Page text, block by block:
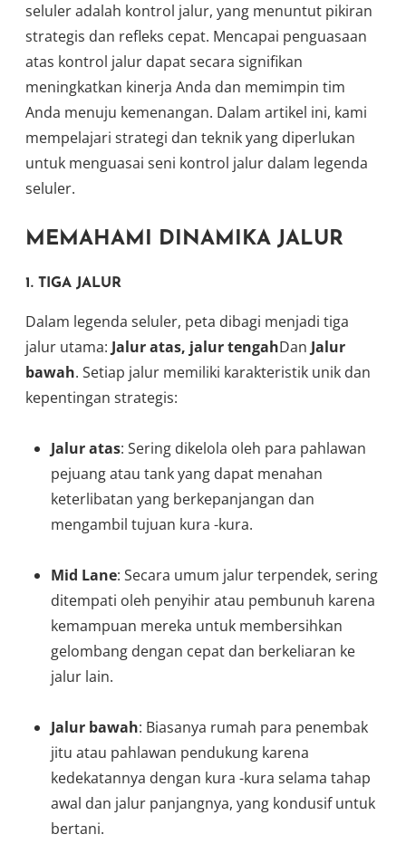
seluler adalah kontrol jalur, yang menuntut pikiran
strategis dan refleks cepat. Mencapai penguasaan
atas kontrol jalur dapat secara signifikan
meningkatkan kinerja Anda dan memimpin tim
Anda menuju kemenangan. Dalam artikel ini, kami
mempelajari strategi dan teknik yang diperlukan
untuk menguasai seni kontrol jalur dalam legenda
seluler.
MEMAHAMI DINAMIKA JALUR
1. TIGA JALUR
Dalam legenda seluler, peta dibagi menjadi tiga
jalur utama: Jalur atas, jalur tengahDan Jalur
bawah. Setiap jalur memiliki karakteristik unik dan
kepentingan strategis:
Jalur atas: Sering dikelola oleh para pahlawan
pejuang atau tank yang dapat menahan
keterlibatan yang berkepanjangan dan
mengambil tujuan kura -kura.
Mid Lane: Secara umum jalur terpendek, sering
ditempati oleh penyihir atau pembunuh karena
kemampuan mereka untuk membersihkan
gelombang dengan cepat dan berkeliaran ke
jalur lain.
Jalur bawah: Biasanya rumah para penembak
jitu atau pahlawan pendukung karena
kedekatannya dengan kura -kura selama tahap
awal dan jalur panjangnya, yang kondusif untuk
bertani.